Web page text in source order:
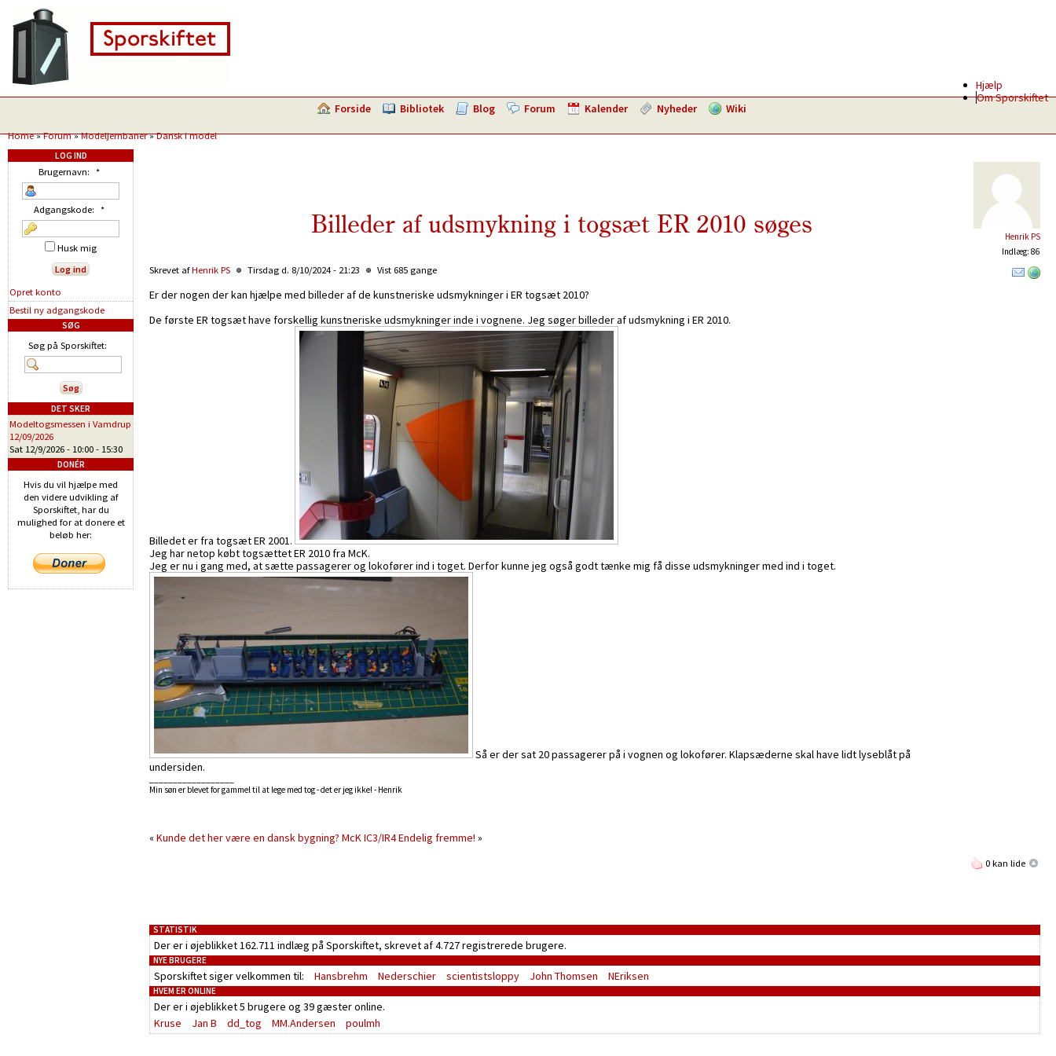
Hjælp
Om Sporskiftet
Forside Bibliotek Blog Forum Kalender Nyheder Wiki
Home»Forum»Modeljernbaner»Dansk i model
Henrik PS
Indlæg: 86
Billeder af udsmykning i togsæt ER 2010 søges
Skrevet afHenrik PS Tirsdag d. 8/10/2024 - 21:23 Vist 685 gange
Er der nogen der kan hjælpe med billeder af de kunstneriske udsmykninger i ER togsæt 2010?
De første ER togsæt have forskellig kunstneriske udsmykninger inde i vognene. Jeg søger billeder af udsmykning i ER 2010.
Billedet er fra togsæt ER 2001.
Jeg har netop købt togsættet ER 2010 fra McK.
Jeg er nu i gang med, at sætte passagerer og lokofører ind i toget. Derfor kunne jeg også godt tænke mig få disse udsmykninger med ind i toget.
Så er der sat 20 passagerer på i vognen og lokofører. Klapsæderne skal have lidt lyseblåt på
undersiden.
Min søn er blevet for gammel til at lege med tog - det er jeg ikke! - Henrik
«Kunde det her være en dansk bygning? McK IC3/IR4 Endelig fremme! »
0 kan lide
STATISTIK
Der er i øjeblikket 162.711 indlæg på Sporskiftet, skrevet af 4.727 registrerede brugere.
NYE BRUGERE
Sporskiftet siger velkommen til: Hansbrehm Nederschier scientistsloppy John Thomsen NEriksen
HVEM ER ONLINE
Der er i øjeblikket5 brugere og 39 gæsteronline.
Kruse
Jan B dd_tog MM.Andersen poulmh
LOG IND
Brugernavn: *
Adgangskode: *
Husk mig
Opret konto
Bestil ny adgangskode
SØG
Søg på Sporskiftet:
DET SKER
Modeltogsmessen i Vamdrup
12/09/2026
Sat 12/9/2026 - 10:00 - 15:30
DONÉR
Hvis du vil hjælpe med
den videre udvikling af
Sporskiftet, har du
mulighed for at donere et
beløb her: